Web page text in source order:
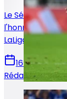
Le Séville FC
l'honneur de la
LaLiga. Voici
16 mai 2026
Rédaction Le
Actualités